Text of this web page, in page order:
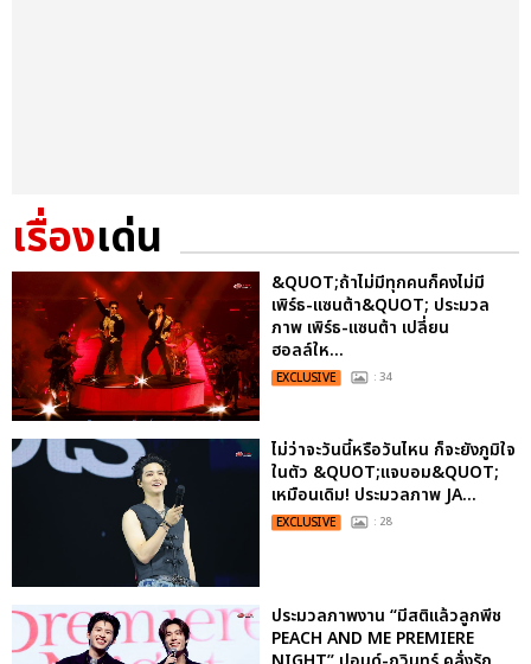
เรื่องเด่น
&QUOT;ถ้าไม่มีทุกคนก็คงไม่มี
เพิร์ธ-แซนต้า&QUOT; ประมวล
ภาพ เพิร์ธ-แซนต้า เปลี่ยน
ฮอลล์ให...
EXCLUSIVE : 34
ไม่ว่าจะวันนี้หรือวันไหน ก็จะยังภูมิใจ
ในตัว &QUOT;แจบอม&QUOT;
เหมือนเดิม! ประมวลภาพ JA...
EXCLUSIVE : 28
ประมวลภาพงาน “มีสติแล้วลูกพีช
PEACH AND ME PREMIERE